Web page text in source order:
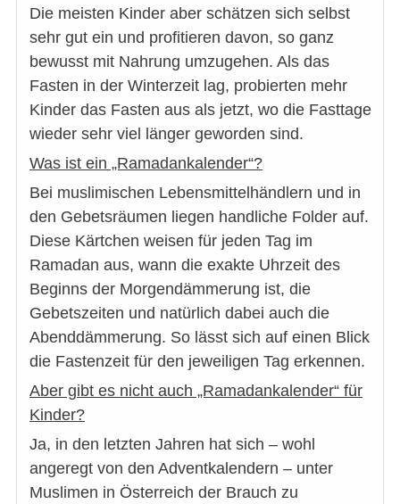
Die meisten Kinder aber schätzen sich selbst
sehr gut ein und profitieren davon, so ganz
bewusst mit Nahrung umzugehen. Als das
Fasten in der Winterzeit lag, probierten mehr
Kinder das Fasten aus als jetzt, wo die Fasttage
wieder sehr viel länger geworden sind.
Was ist ein „Ramadankalender“?
Bei muslimischen Lebensmittelhändlern und in
den Gebetsräumen liegen handliche Folder auf.
Diese Kärtchen weisen für jeden Tag im
Ramadan aus, wann die exakte Uhrzeit des
Beginns der Morgendämmerung ist, die
Gebetszeiten und natürlich dabei auch die
Abenddämmerung. So lässt sich auf einen Blick
die Fastenzeit für den jeweiligen Tag erkennen.
Aber gibt es nicht auch „Ramadankalender“ für
Kinder?
Ja, in den letzten Jahren hat sich – wohl
angeregt von den Adventkalendern – unter
Muslimen in Österreich der Brauch zu